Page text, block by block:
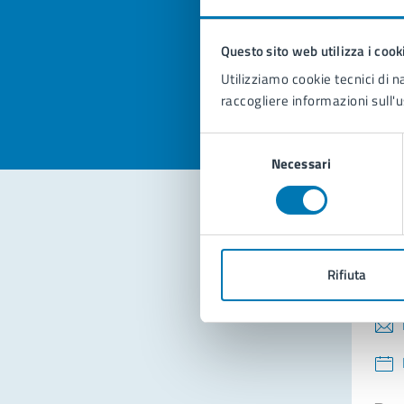
Questo sito web utilizza i
Utilizziamo cookie tecnici di
raccogliere informazioni
del
Necessari
Rifiuta
Valuta la